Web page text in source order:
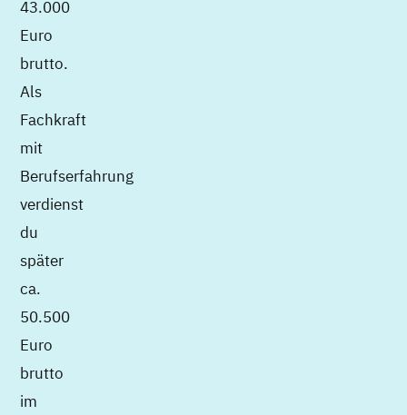
43.000
Euro
brutto.
Als
Fachkraft
mit
Berufserfahrung
verdienst
du
später
ca.
50.500
Euro
brutto
im